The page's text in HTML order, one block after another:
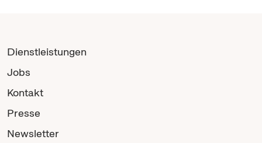
Dienstleistungen
Jobs
Kontakt
Presse
Newsletter